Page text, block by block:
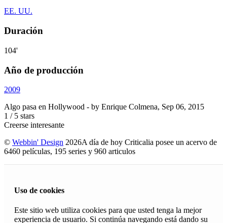
EE. UU.
Duración
104'
Año de producción
2009
Algo pasa en Hollywood - by Enrique Colmena, Sep 06, 2015
1 / 5 stars
Creerse interesante
© Webbin' Design 2026A día de hoy Criticalia posee un acervo de
6460 películas, 195 series y 960 articulos
Uso de cookies
Este sitio web utiliza cookies para que usted tenga la mejor
experiencia de usuario. Si continúa navegando está dando su